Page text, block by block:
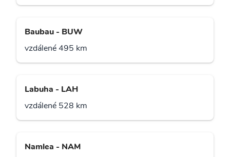
Baubau - BUW
vzdálené 495 km
Labuha - LAH
vzdálené 528 km
Namlea - NAM